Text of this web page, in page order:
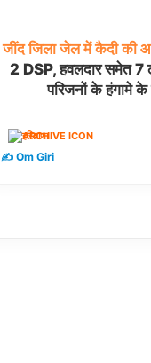
जींद जिला जेल में कैदी की
2 DSP, हवलदार समेत 7
परिजनों के हंगामे के
हरियाणा
✍️ Om Giri